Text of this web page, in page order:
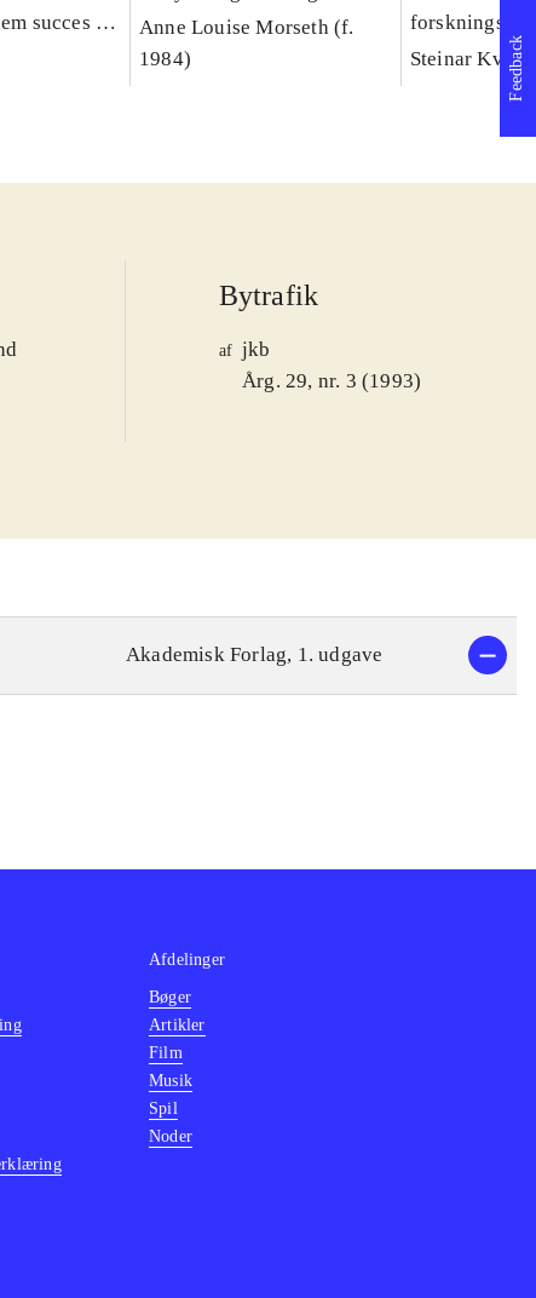
succes og
projekter
Anne Louise Morseth (f.
1984)
håndværk
Steinar Kvale
Bytrafik
af jkb
Årg. 29, nr. 3 (1993)
Akademisk Forlag, 1. udgave
Feedback
Afdelinger
Bøger
Artikler
Film
Musik
Spil
Noder